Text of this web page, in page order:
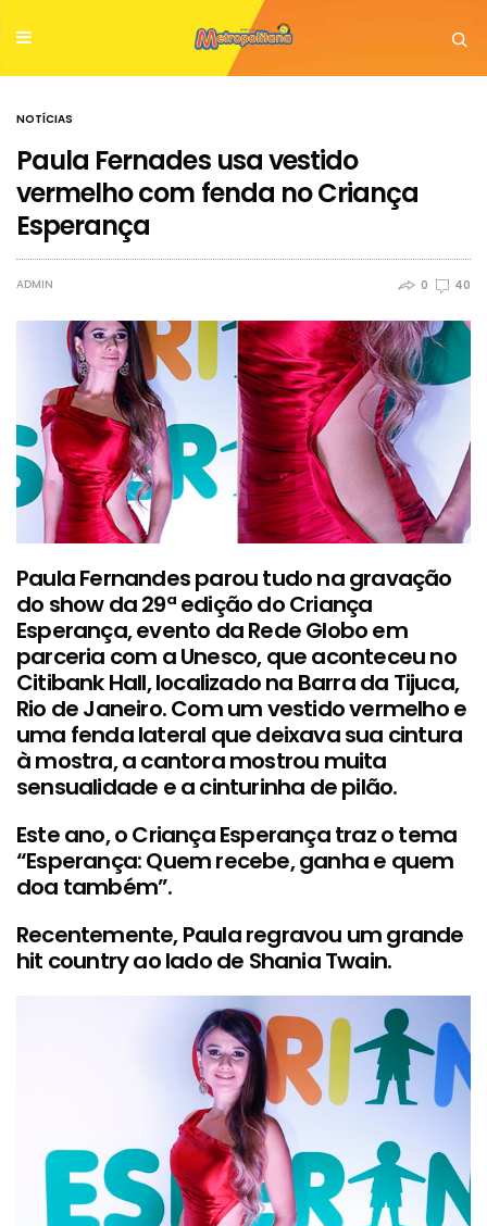
NOTÍCIAS
Paula Fernades usa vestido
vermelho com fenda no Criança
Esperança
ADMIN 0 40
Paula Fernandes parou tudo na gravação
do show da 29ª edição do Criança
Esperança, evento da Rede Globo em
parceria com a Unesco, que aconteceu no
Citibank Hall, localizado na Barra da Tijuca,
Rio de Janeiro. Com um vestido vermelho e
uma fenda lateral que deixava sua cintura
à mostra, a cantora mostrou muita
sensualidade e a cinturinha de pilão.
Este ano, o Criança Esperança traz o tema
“Esperança: Quem recebe, ganha e quem
doa também”.
Recentemente, Paula regravou um grande
hit country ao lado de Shania Twain.